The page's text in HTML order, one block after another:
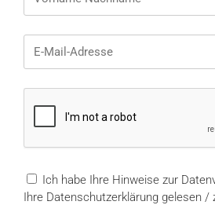
Ich habe Ihre Hinweise zur
Ihre Datenschutzerklärung gelesen /